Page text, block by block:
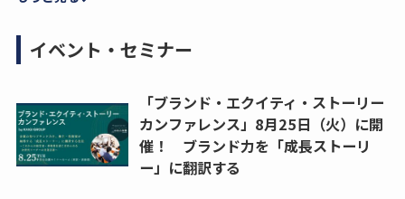
イベント・セミナー
「ブランド・エクイティ・ストーリー
カンファレンス」8月25日（火）に開
催！ ブランド力を「成長ストーリ
ー」に翻訳する